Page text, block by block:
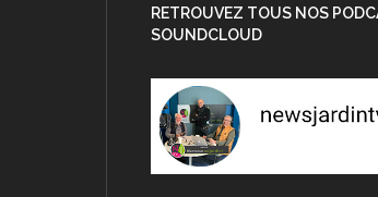
RETROUVEZ TOUS NOS
SOUNDCLOUD